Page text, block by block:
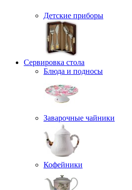
Детские приборы
Сервировка стола
Блюда и подносы
Заварочные чайники
Кофейники